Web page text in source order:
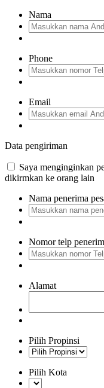
Nama
Phone
Email
Data pengiriman
Saya menginginkan
dikirmkan ke orang lain
Nama penerima
Nomor telp
Alamat
Pilih Propinsi
Pilih Kota